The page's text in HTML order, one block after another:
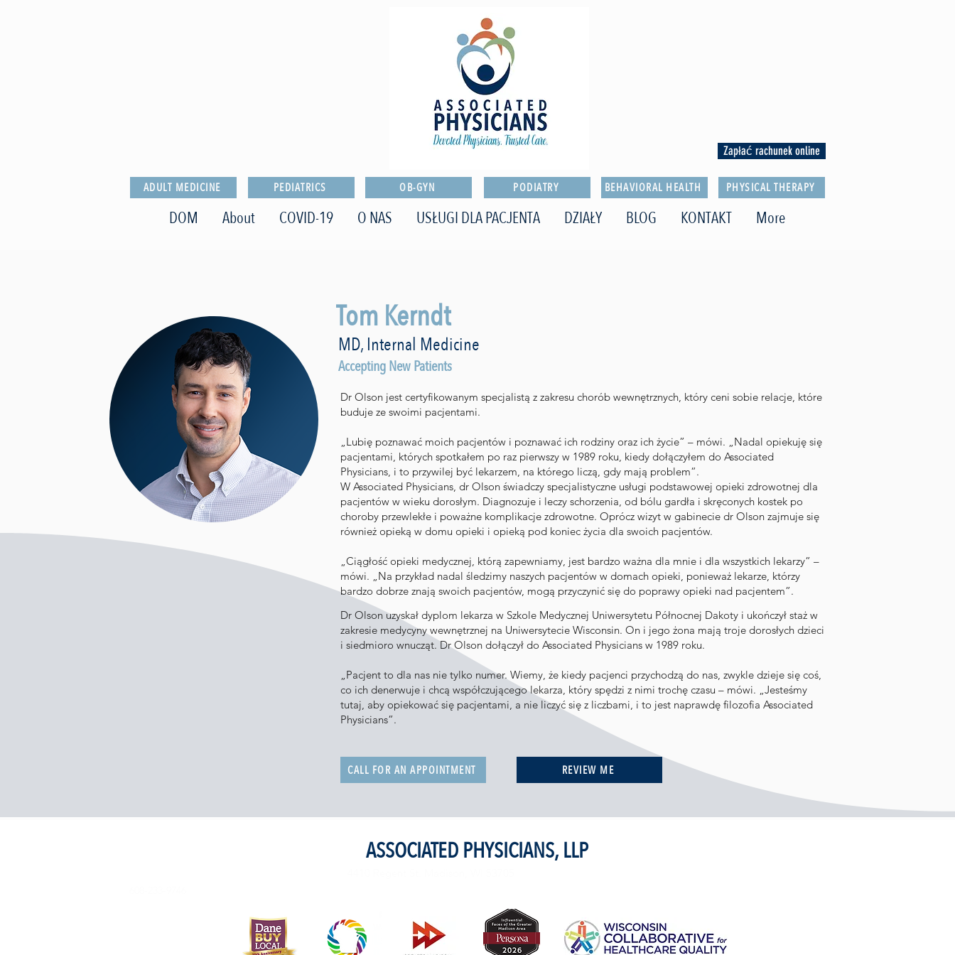
Zapłać rachunek online
ADULT MEDICINE PEDIATRICS OB-GYN PODIATRY BEHAVIORAL HEALTH PHYSICAL THERAPY
DOM About COVID-19 O NAS USŁUGI DLA PACJENTA DZIAŁY BLOG KONTAKT More
Tom Kerndt
MD, Internal Medicine
Accepting New Patients
Dr Olson jest certyfikowanym specjalistą z zakresu chorób wewnętrznych, który ceni sobie relacje, które
buduje ze swoimi pacjentami.
„Lubię poznawać moich pacjentów i poznawać ich rodziny oraz ich życie” – mówi. „Nadal opiekuję się
pacjentami, których spotkałem po raz pierwszy w 1989 roku, kiedy dołączyłem do Associated
Physicians, i to przywilej być lekarzem, na którego liczą, gdy mają problem”.
W Associated Physicians, dr Olson świadczy specjalistyczne usługi podstawowej opieki zdrowotnej dla
pacjentów w wieku dorosłym. Diagnozuje i leczy schorzenia, od bólu gardła i skręconych kostek po
choroby przewlekłe i poważne komplikacje zdrowotne. Oprócz wizyt w gabinecie dr Olson zajmuje się
również opieką w domu opieki i opieką pod koniec życia dla swoich pacjentów.
„Ciągłość opieki medycznej, którą zapewniamy, jest bardzo ważna dla mnie i dla wszystkich lekarzy” –
mówi. „Na przykład nadal śledzimy naszych pacjentów w domach opieki, ponieważ lekarze, którzy
bardzo dobrze znają swoich pacjentów, mogą przyczynić się do poprawy opieki nad pacjentem”.
Dr Olson uzyskał dyplom lekarza w Szkole Medycznej Uniwersytetu Północnej Dakoty i ukończył staż w
zakresie medycyny wewnętrznej na Uniwersytecie Wisconsin. On i jego żona mają troje dorosłych dzieci
i siedmioro wnucząt. Dr Olson dołączył do Associated Physicians w 1989 roku.
„Pacjent to dla nas nie tylko numer. Wiemy, że kiedy pacjenci przychodzą do nas, zwykle dzieje się coś,
co ich denerwuje i chcą współczującego lekarza, który spędzi z nimi trochę czasu – mówi. „Jesteśmy
tutaj, aby opiekować się pacjentami, a nie liczyć się z liczbami, i to jest naprawdę filozofia Associated
Physicians”.
CALL FOR AN APPOINTMENT REVIEW ME
ASSOCIATED PHYSICIANS, LLP